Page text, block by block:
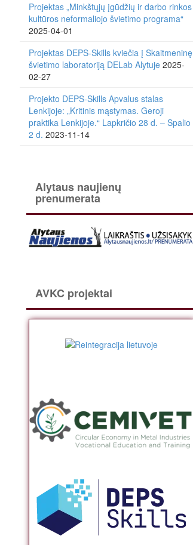
Projektas „Minkštųjų įgūdžių ir darbo rinkos
kultūros neformaliojo švietimo programa“
2025-04-01
Projektas DEPS-Skills kviečia į Skaitmeninę
švietimo laboratoriją DELab Alytuje 2025-
02-27
Projekto DEPS-Skills Apvalus stalas
Lenkijoje: „Kritinis mąstymas. Geroji
praktika Lenkijoje.“ Lapkričio 28 d. – Spalio
2 d. 2023-11-14
Alytaus naujienų
prenumerata
AVKC projektai